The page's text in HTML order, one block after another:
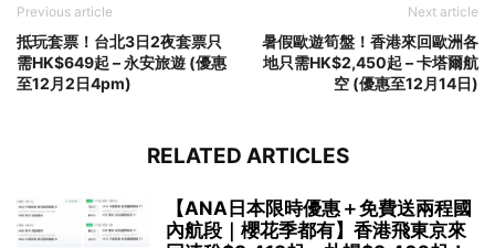
Previous article
抵玩套票！台北3日2夜套票只
需HK$649起 – 永安旅遊 (優惠
至12月2日4pm)
Next article
暑假歐遊筍盤！香港來回歐洲各
地只需HK$2,450起 – 卡塔爾航
空 (優惠至12月14日)
RELATED ARTICLES
【ANA日本限時優惠＋免費送兩程國
內航段｜櫻花季都有】香港飛東京來